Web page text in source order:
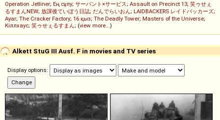
Operation Jetliner; Ең сұлу; サーバント×サービス; Assault on Precinct 13; 笑ゥせぇ
るすまんNEW; 放課後ていぼう日誌; だんでらいおん; LAIDBACKERS レイドバッカーズ;
Ayar; The Cracker Factory; 16 қыз; The Deadly Tower; Masters of the Universe;
Кіллхаус; 笑ゥせぇるすまん; (view more...)
Alkett StuG III Ausf. F in movies and TV series
Display options: